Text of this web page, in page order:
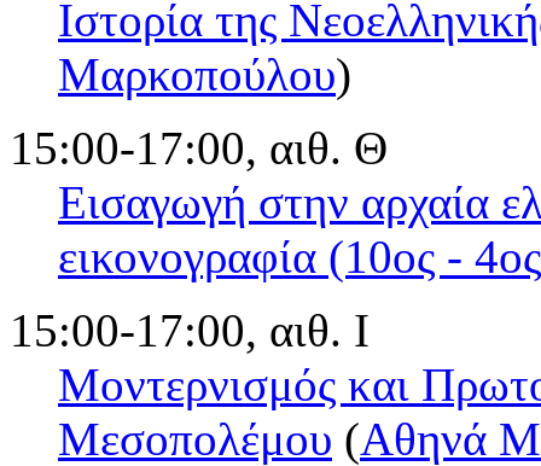
Ιστορία της
Μαρκοπούλου)
15:00-17:00, αιθ. Θ
Εισαγωγή στην αρχαία
εικονογραφία (10ος -
15:00-17:00, αιθ. Ι
Μοντερνισμός και
Μεσοπολέμου (Αθηνά